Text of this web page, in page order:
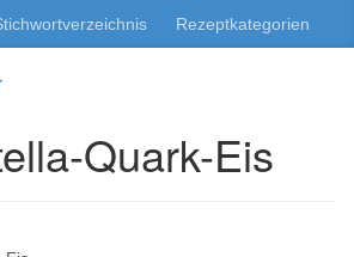
Rezeptkategorien
Quark-Eis